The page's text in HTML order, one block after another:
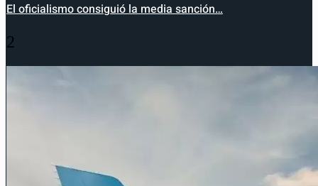
El oficialismo consiguió la media sanción…
2